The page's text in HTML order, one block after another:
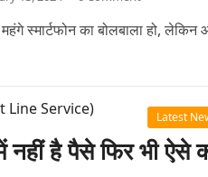
स्मार्टफोन का बोलबाला हो,
Latest
नहीं है पैसे फिर भी